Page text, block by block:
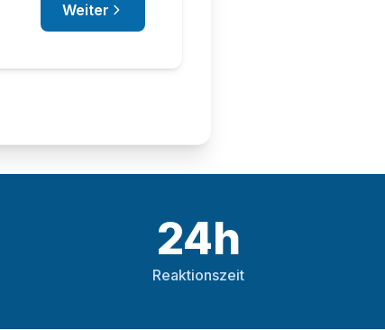
Weiter
24h
Reaktionszeit